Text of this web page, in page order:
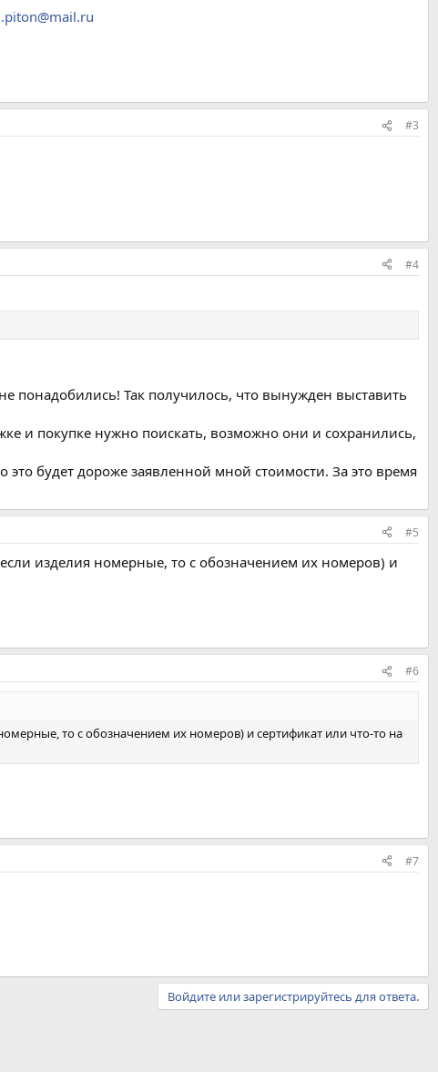
#3
#4
понадобились! Так получилось, что вынужден выставить
и покупке нужно поискать, возможно они и сохранились,
будет дороже заявленной мной стоимости. За это время
#5
изделия номерные, то с обозначением их номеров) и
#6
то с обозначением их номеров) и сертификат или что-то на
#7
Войдите или зарегистрируйтесь для ответа.